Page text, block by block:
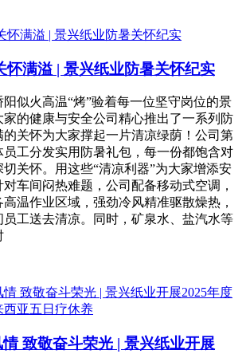
怀满溢 | 景兴纸业防暑关怀纪实
阳似火高温“烤”验着每一位坚守岗位的景
家的健康与安全公司精心推出了一系列防
的关怀为大家撑起一片清凉绿荫！公司第
员工分发实用防暑礼包，每一份都饱含对
切关怀。用这些“清凉利器”为大家增添安
车间闷热难题，公司配备移动式空调，
高温作业区域，强劲冷风精准驱散燥热，
员工送去清凉。同时，矿泉水、盐汽水等
致敬奋斗荣光 | 景兴纸业开展